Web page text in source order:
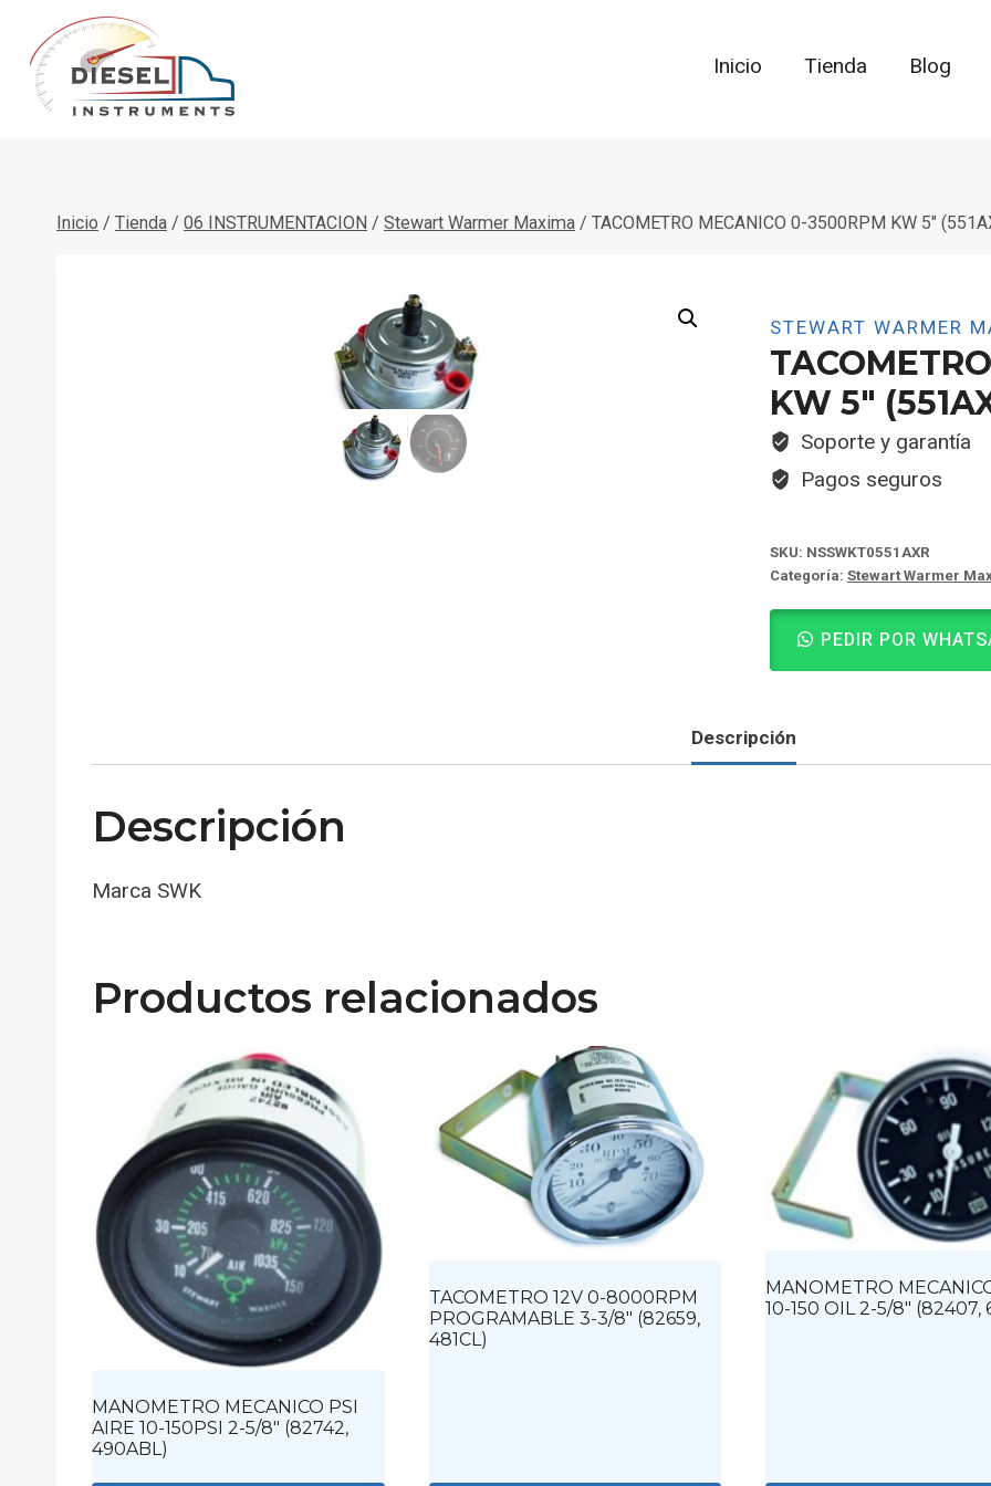
contenido
Inicio Tienda Blog
Inicio / Tienda / 06 INSTRUMENTACION / Stewart Warmer Maxima / TACOMETRO MECANICO 0-3500RPM KW 5″
STEWART WARMER
KW 5″
Soporte y garantía
Pagos seguros
SKU: NSSWKT0551AXR
Categoría: Stewart Warmer
PEDIR POR
Descripción
Descripción
Marca SWK
Productos relacionados
MANOMETRO MECANICO PSI
AIRE 10-150PSI 2-5/8″ (82742,
490ABL)
TACOMETRO 12V 0-8000RPM
PROGRAMABLE 3-3/8″ (82659,
481CL)
MANOMETRO
10-150 OIL 2-5/8″ (82407,